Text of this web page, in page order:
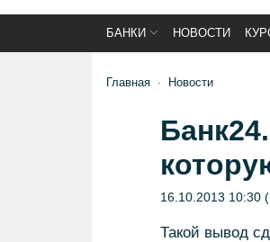
БАНКИ НОВОСТИ
Главная Новости
16.10.2013 10:30
Такой вывод